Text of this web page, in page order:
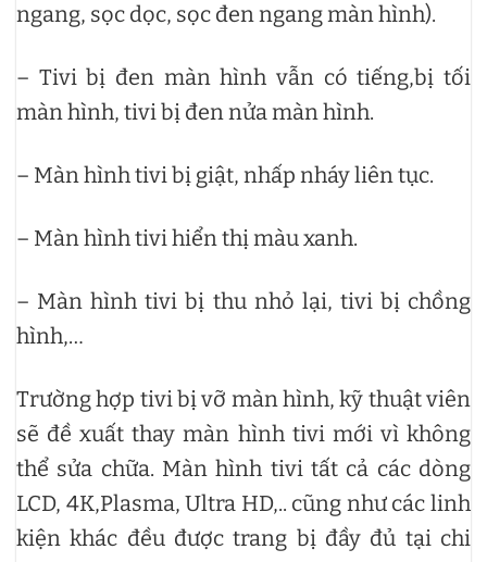
ngang, sọc dọc, sọc đen ngang màn hình).
– Tivi bị đen màn hình vẫn có tiếng,bị tối
màn hình, tivi bị đen nửa màn hình.
– Màn hình tivi bị giật, nhấp nháy liên tục.
– Màn hình tivi hiển thị màu xanh.
– Màn hình tivi bị thu nhỏ lại, tivi bị chồng
hình,…
Trường hợp tivi bị vỡ màn hình, kỹ thuật viên
sẽ đề xuất thay màn hình tivi mới vì không
thể sửa chữa. Màn hình tivi tất cả các dòng
LCD, 4K,Plasma, Ultra HD,.. cũng như các linh
kiện khác đều được trang bị đầy đủ tại chi